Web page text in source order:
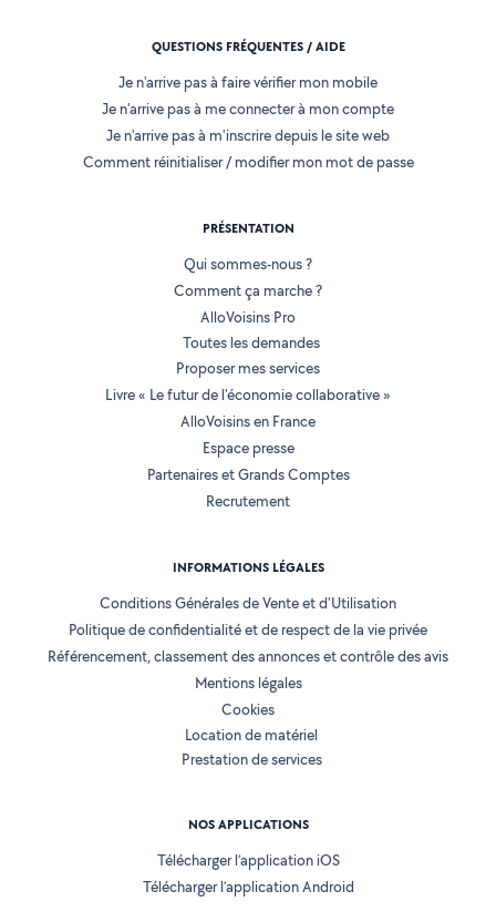
QUESTIONS FRÉQUENTES / AIDE
Je n'arrive pas à faire vérifier mon mobile
Je n'arrive pas à me connecter à mon compte
Je n'arrive pas à m'inscrire depuis le site web
Comment réinitialiser / modifier mon mot de passe
PRÉSENTATION
Qui sommes-nous ?
Comment ça marche ?
AlloVoisins Pro
Toutes les demandes
Proposer mes services
Livre « Le futur de l'économie collaborative »
AlloVoisins en France
Espace presse
Partenaires et Grands Comptes
Recrutement
INFORMATIONS LÉGALES
Conditions Générales de Vente et d'Utilisation
Politique de confidentialité et de respect de la vie privée
Référencement, classement des annonces et contrôle des avis
Mentions légales
Cookies
Location de matériel
Prestation de services
NOS APPLICATIONS
Télécharger l’application iOS
Télécharger l’application Android